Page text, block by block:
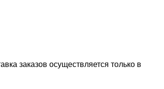
заказов осуществляется только в